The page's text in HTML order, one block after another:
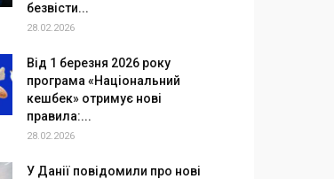
безвісти...
28.02.2026
Від 1 березня 2026 року
програма «Національний
кешбек» отримує нові
правила:...
28.02.2026
У Данії повідомили про нові